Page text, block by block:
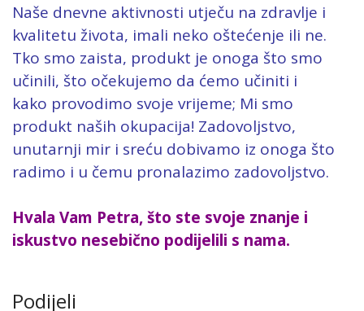
Naše dnevne aktivnosti utječu na zdravlje i
kvalitetu života, imali neko oštećenje ili ne.
Tko smo zaista, produkt je onoga što smo
učinili, što očekujemo da ćemo učiniti i
kako provodimo svoje vrijeme; Mi smo
produkt naših okupacija! Zadovoljstvo,
unutarnji mir i sreću dobivamo iz onoga što
radimo i u čemu pronalazimo zadovoljstvo.
Hvala Vam Petra, što ste svoje znanje i
iskustvo nesebično podijelili s nama.
Podijeli